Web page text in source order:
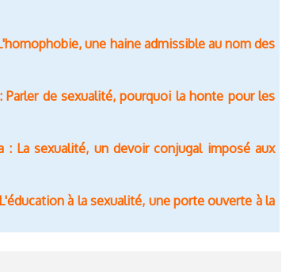
une haine admissible au nom des
de sexualité, pourquoi la honte pour les
La sexualité, un devoir conjugal imposé aux
à la sexualité, une porte ouverte à la